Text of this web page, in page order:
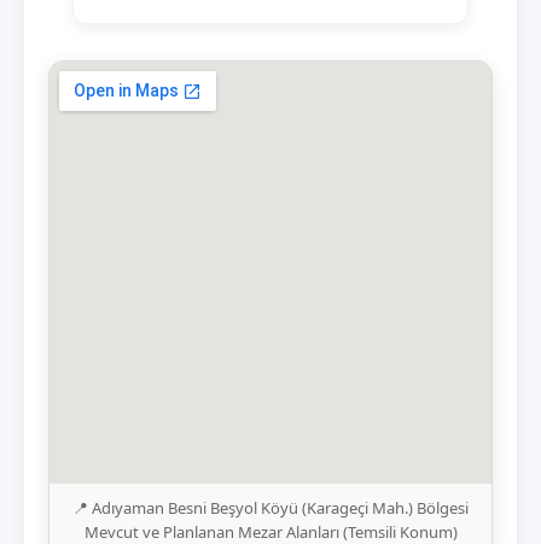
📍 Adıyaman Besni Beşyol Köyü (Karageçi Mah.) Bölgesi
Mevcut ve Planlanan Mezar Alanları (Temsili Konum)